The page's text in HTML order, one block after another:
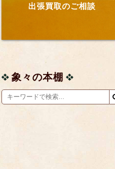
出張買取のご相談
象々の本棚